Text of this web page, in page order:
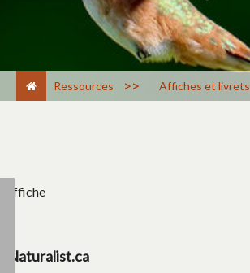
Ressources > Affiches et livrets
Affiche
iNaturalist.ca